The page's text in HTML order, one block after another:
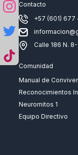
Contacto
+57 (601) 677
Calle 186 N.
Comunidad
Manual de
Reconocimientos
Neuromitos 1
Equipo Directivo